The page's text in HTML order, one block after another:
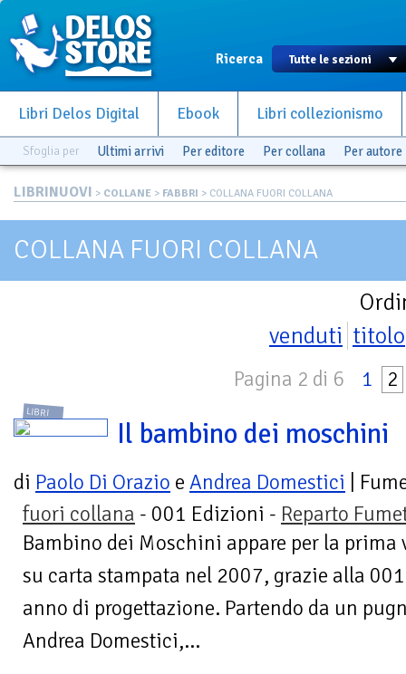
Ricerca
Libri Delos Digital Ebook Libri collezionismo
Sfoglia per Ultimi arrivi Per editore Per collana Per autore
LIBRINUOVI > COLLANE > FABBRI > COLLANA FUORI COLLANA
COLLANA FUORI COLLANA
venduti titolo
Pagina 2 di 6 1 2
LIBRI
Il bambino dei moschini
di Paolo Di Orazio e Andrea Domestici |
fuori collana - 001 Edizioni - Reparto
Bambino dei Moschini appare per la prima
su carta stampata nel 2007, grazie alla
anno di progettazione. Partendo da un
Andrea Domestici,...